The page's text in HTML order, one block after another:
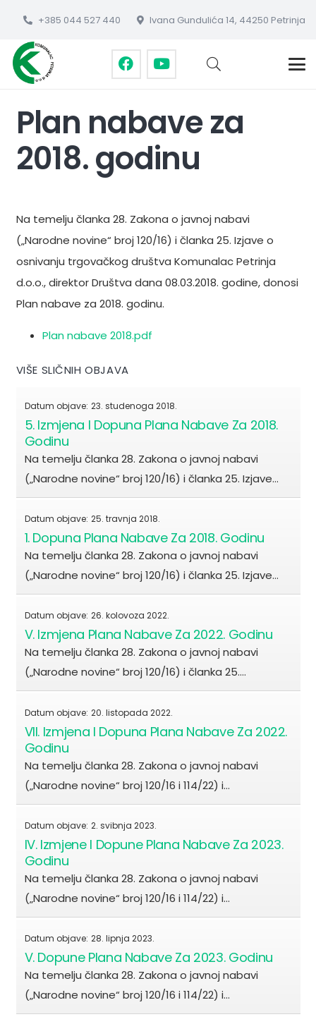
+385 044 527 440 Ivana Gundulića 14, 44250 Petrinja
Plan nabave za
2018. godinu
Na temelju članka 28. Zakona o javnoj nabavi
(„Narodne novine“ broj 120/16) i članka 25. Izjave o
osnivanju trgovačkog društva Komunalac Petrinja
d.o.o., direktor Društva dana 08.03.2018. godine, donosi
Plan nabave za 2018. godinu.
Plan nabave 2018.pdf
VIŠE SLIČNIH OBJAVA
Datum objave: 23. studenoga 2018.
5. Izmjena I Dopuna Plana Nabave Za 2018.
Godinu
Na temelju članka 28. Zakona o javnoj nabavi
(„Narodne novine“ broj 120/16) i članka 25. Izjave…
Datum objave: 25. travnja 2018.
1. Dopuna Plana Nabave Za 2018. Godinu
Na temelju članka 28. Zakona o javnoj nabavi
(„Narodne novine“ broj 120/16) i članka 25. Izjave…
Datum objave: 26. kolovoza 2022.
V. Izmjena Plana Nabave Za 2022. Godinu
Na temelju članka 28. Zakona o javnoj nabavi
(„Narodne novine“ broj 120/16) i članka 25.…
Datum objave: 20. listopada 2022.
VII. Izmjena I Dopuna Plana Nabave Za 2022.
Godinu
Na temelju članka 28. Zakona o javnoj nabavi
(„Narodne novine“ broj 120/16 i 114/22) i…
Datum objave: 2. svibnja 2023.
IV. Izmjene I Dopune Plana Nabave Za 2023.
Godinu
Na temelju članka 28. Zakona o javnoj nabavi
(„Narodne novine“ broj 120/16 i 114/22) i…
Datum objave: 28. lipnja 2023.
V. Dopune Plana Nabave Za 2023. Godinu
Na temelju članka 28. Zakona o javnoj nabavi
(„Narodne novine“ broj 120/16 i 114/22) i…